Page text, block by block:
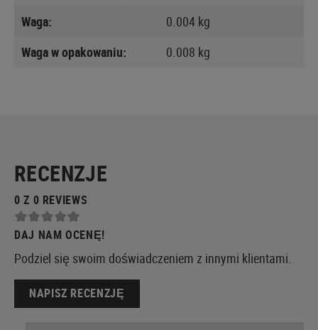
Waga:
0.004 kg
Waga w opakowaniu:
0.008 kg
RECENZJE
0 Z 0 REVIEWS
DAJ NAM OCENĘ!
Podziel się swoim doświadczeniem z innymi klientami.
NAPISZ RECENZJĘ